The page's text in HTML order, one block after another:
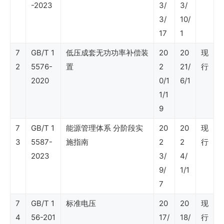
（审
计）
-2023
3/
3/
17
3/
10/
1
7
2
GB/T 1
5576-
2020
低压成套无功功率补偿装
置
20
2
0/1
1/1
9
20
21/
6/1
现
行
7
3
GB/T 1
5587-
2023
能源管理体系 分阶段实
施指南
20
2
3/
9/
7
20
2
4/
1/1
现
行
7
4
GB/T 1
56-201
标准电压
20
17/
20
18/
现
行